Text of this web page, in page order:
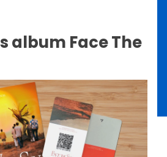
album Face The